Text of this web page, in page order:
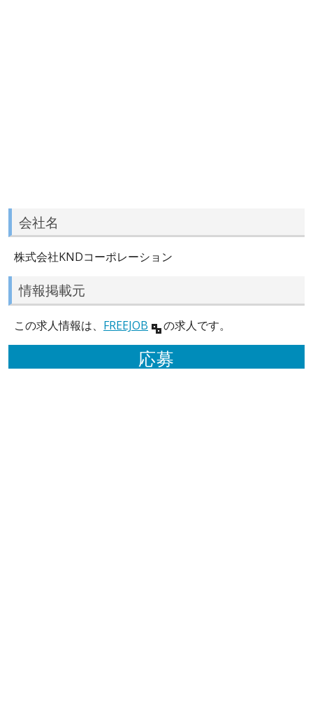
会社名
株式会社KNDコーポレーション
情報掲載元
この求人情報は、 FREEJOB の求人です。
応募